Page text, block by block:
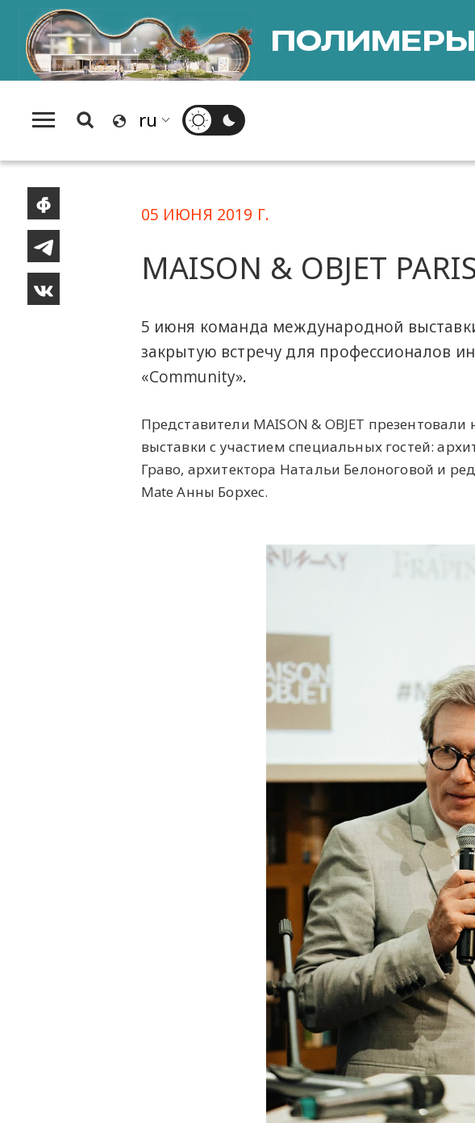
ПОЛИМЕРЫ
05 ИЮНЯ 2019 Г.
MAISON & OBJET
5 июня команда международной выставки
закрытую встречу для профессионалов
«Community».
Представители MAISON & OBJET
выставки с участием специальных гостей:
Граво, архитектора Натальи Белоноговой и
Mate Анны Борхес.